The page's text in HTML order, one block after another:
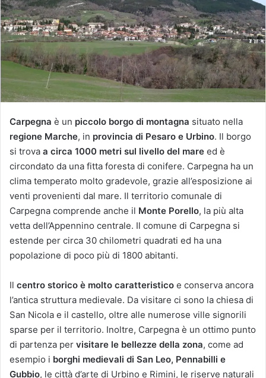
Carpegna è un piccolo borgo di montagna situato nella
regione Marche, in provincia di Pesaro e Urbino. Il borgo
si trova a circa 1000 metri sul livello del mare ed è
circondato da una fitta foresta di conifere. Carpegna ha un
clima temperato molto gradevole, grazie all’esposizione ai
venti provenienti dal mare. Il territorio comunale di
Carpegna comprende anche il Monte Porello, la più alta
vetta dell’Appennino centrale. Il comune di Carpegna si
estende per circa 30 chilometri quadrati ed ha una
popolazione di poco più di 1800 abitanti.
Il centro storico è molto caratteristico e conserva ancora
l’antica struttura medievale. Da visitare ci sono la chiesa di
San Nicola e il castello, oltre alle numerose ville signorili
sparse per il territorio. Inoltre, Carpegna è un ottimo punto
di partenza per visitare le bellezze della zona, come ad
esempio i borghi medievali di San Leo, Pennabilli e
Gubbio, le città d’arte di Urbino e Rimini, le riserve naturali